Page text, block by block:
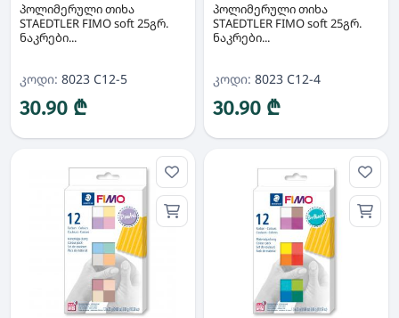
პოლიმერული თიხა
STAEDTLER FIMO soft 25გრ.
ნაკრები...
კოდი: 8023 C12-5
30.90 ₾
პოლიმერული თიხა
STAEDTLER FIMO soft 25გრ.
ნაკრები...
კოდი: 8023 C12-4
30.90 ₾